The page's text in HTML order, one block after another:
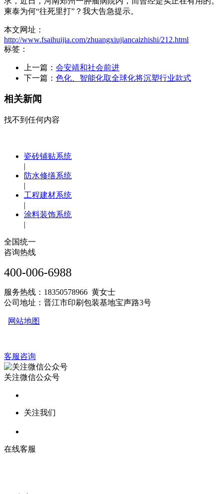
柬泰为何“往死里打”？我大告急提示。
本文网址：
http://www.fsaihuijia.com/zhuangxiujiancaizhishi/212.html
标签：
上一篇： 会安靖和社会前进
下一篇： 色化、智能化取全球化将沉塑行业款式
相关新闻
找不到任何内容
瓷砖铺贴系统
|
防水修缮系统
|
工程建材系统
|
涂料装饰系统
|
全国统一
咨询热线
400-006-6988
服务热线：18350578966 黄女士
公司地址：晋江市印刷包装基地宝声路3号
网站地图
客服咨询
关注微信公众号
关注我们
在线客服